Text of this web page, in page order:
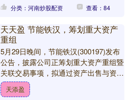
分类：河南炒股配资 查看：84
天天盈 节能铁汉，筹划重大资产
重组
5月29日晚间，节能铁汉(300197)发布
公告，披露公司正筹划重大资产重组暨
关联交易事项，拟通过资产出售与资产
购买并行的方式优化业务结构、改善资
产质量。本次交....
天添盈